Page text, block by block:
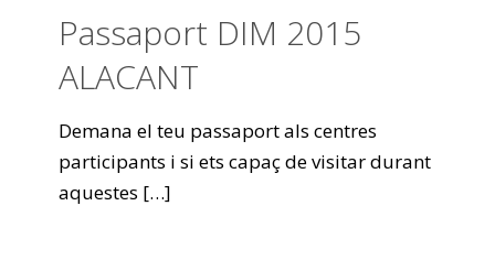
Passaport DIM 2015
ALACANT
Demana el teu passaport als centres
participants i si ets capaç de visitar durant
aquestes […]